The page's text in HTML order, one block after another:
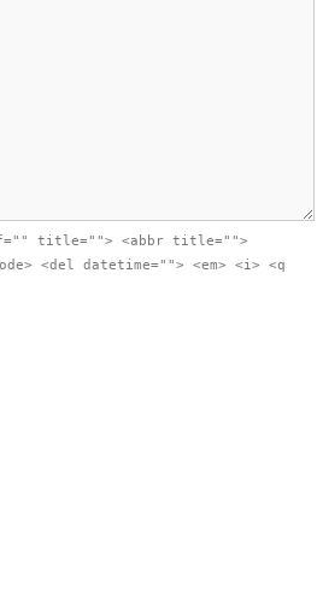
title=""> <abbr title="">
<del datetime=""> <em> <i> <q